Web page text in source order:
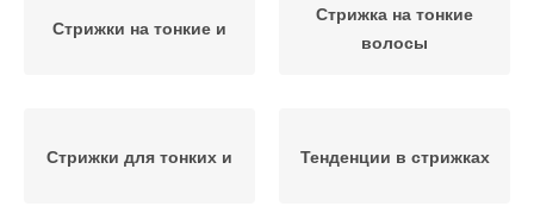
Стрижки на тонкие и
Стрижка на тонкие
волосы
Стрижки для тонких и Тенденции в стрижках